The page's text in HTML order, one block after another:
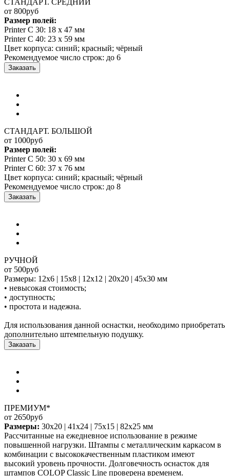
СТАНДАРТ. СРЕДНИЙ
от 800руб
Размер полей:
Printer C 30: 18 x 47 мм
Printer C 40: 23 x 59 мм
Цвет корпуса: синий; красный; чёрный
Рекомендуемое число строк: до 6
Заказать
СТАНДАРТ. БОЛЬШОЙ
от 1000руб
Размер полей:
Printer C 50: 30 x 69 мм
Printer C 60: 37 x 76 мм
Цвет корпуса: синий; красный; чёрный
Рекомендуемое число строк: до 8
Заказать
РУЧНОЙ
от 500руб
Размеры: 12x6 | 15x8 | 12x12 | 20x20 | 45x30 мм
• невысокая стоимость;
• доступность;
• простота и надежна.
Для использования данной оснастки, необходимо приобретать
дополнительно штемпельную подушку.
Заказать
ПРЕМИУМ*
от 2650руб
Размеры: 30x20 | 41x24 | 75x15 | 82x25 мм
Рассчитанные на ежедневное использование в режиме
повышенной нагрузки. Штампы с металлическим каркасом в
комбинации с высококачественным пластиком имеют
высокий уровень прочности. Долговечность оснасток для
штампов COLOP Classic Line проверена временем.